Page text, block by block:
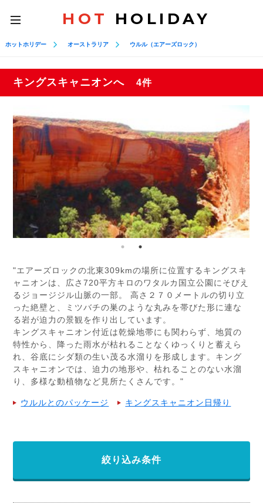
toggle
navigation
HOT HOLIDAY
ホットホリデー オーストラリア ウルル（エアーズロック）
キングスキャニオンへ 4件
"エアーズロックの北東309kmの場所に位置するキングスキ
ャニオンは、広さ720平方キロのワタルカ国立公園にそびえ
るジョージジル山脈の一部。 高さ２７０メートルの切り立
った絶壁と、ミツバチの巣のような丸みを帯びた形に連な
る岩が迫力の景観を作り出しています。
キングスキャニオン付近は乾燥地帯にも関わらず、地質の
特性から、降った雨水が枯れることなくゆっくりと蓄えら
れ、谷底にシダ類の生い茂る水溜りを形成します。キング
スキャニオンでは、迫力の地形や、枯れることのない水溜
り、多様な動植物など見所たくさんです。"
ウルルとのパッケージ キングスキャニオン日帰り
絞り込み条件